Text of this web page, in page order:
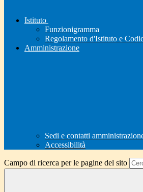
Istituto
Funzionigramma
Regolamento d'Istituto e
Amministrazione
Sedi e contatti
Accessibilità
Campo di ricerca per le pagine del sito